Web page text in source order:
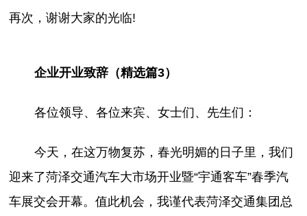
再次，谢谢大家的光临!
企业开业致辞（精选篇3）
各位领导、各位来宾、女士们、先生们：
今天，在这万物复苏，春光明媚的日子里，我们
迎来了菏泽交通汽车大市场开业暨“宇通客车”春季汽
车展交会开幕。值此机会，我谨代表菏泽交通集团总